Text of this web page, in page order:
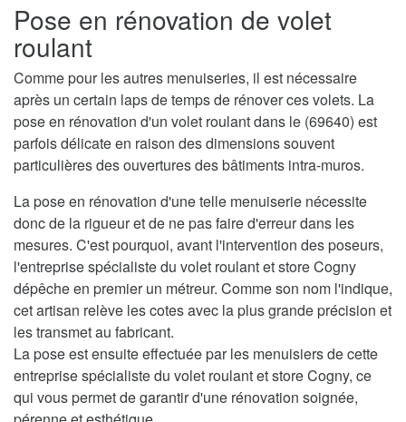
Pose en rénovation de volet
roulant
Comme pour les autres menuiseries, il est nécessaire
après un certain laps de temps de rénover ces volets. La
pose en rénovation d'un volet roulant dans le (69640) est
parfois délicate en raison des dimensions souvent
particulières des ouvertures des bâtiments intra-muros.
La pose en rénovation d'une telle menuiserie nécessite
donc de la rigueur et de ne pas faire d'erreur dans les
mesures. C'est pourquoi, avant l'intervention des poseurs,
l'entreprise spécialiste du volet roulant et store Cogny
dépêche en premier un métreur. Comme son nom l'indique,
cet artisan relève les cotes avec la plus grande précision et
les transmet au fabricant.
La pose est ensuite effectuée par les menuisiers de cette
entreprise spécialiste du volet roulant et store Cogny, ce
qui vous permet de garantir d'une rénovation soignée,